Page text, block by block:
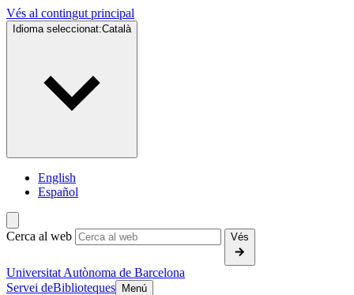
Vés al contingut principal
Idioma seleccionat:Català
English
Español
Cerca al web Vés
Universitat Autònoma de Barcelona
Servei deBiblioteques Menú